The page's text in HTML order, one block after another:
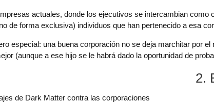
actuales, donde los ejecutivos se intercambian
de forma exclusiva) individuos que han pertenecido a esa
especial: una buena corporación no se deja marchitar por
(aunque a ese hijo se le habrá dado la oportunidad de
2.